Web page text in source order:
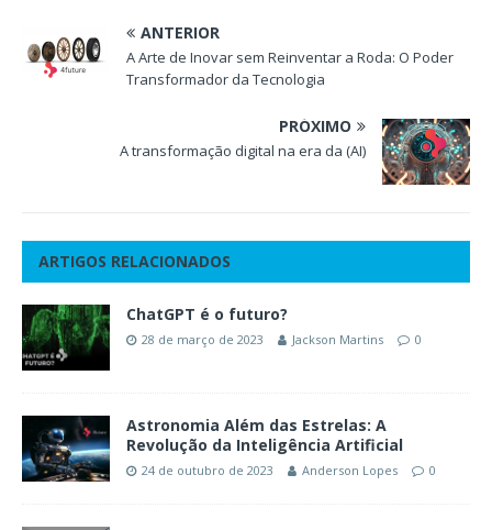
ANTERIOR
A Arte de Inovar sem Reinventar a Roda: O Poder
Transformador da Tecnologia
PRÓXIMO
A transformação digital na era da (AI)
ARTIGOS RELACIONADOS
ChatGPT é o futuro?
28 de março de 2023 Jackson Martins 0
Astronomia Além das Estrelas: A
Revolução da Inteligência Artificial
24 de outubro de 2023 Anderson Lopes 0